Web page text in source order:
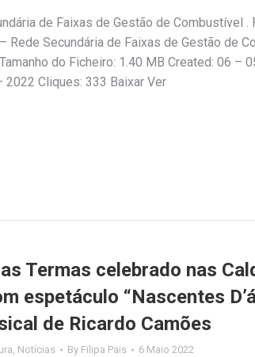
de Faixas de Gestão de Combustível .
Rede Secundária de Faixas de Gestão de
do Ficheiro: 1.40 MB Created: 06 –
2022 Cliques: 333 Baixar Ver
Termas celebrado nas
espetáculo “Nascentes
de Ricardo Camões
, Notícias By Filipa Pais 6 Maio 2022